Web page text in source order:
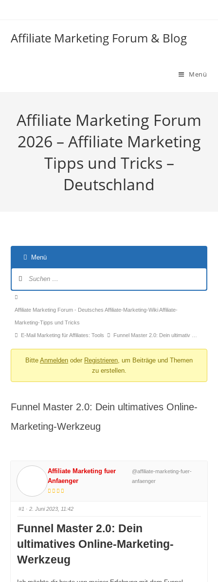
Affiliate Marketing Forum & Blog
Menü
Affiliate Marketing Forum
2026 – Affiliate Marketing
Tipps und Tricks –
Deutschland
Menü
Forum-
Breadcrumbs
-
Du
bist
hier:
Affiliate Marketing Forum - Deutsches Affiliate-Marketing-Wiki Affiliate-
Marketing-Tipps und Tricks
E-Mail Marketing für Affiliates: Tools Funnel Master 2.0: Dein ultimativ …
Bitte Anmelden oder Registrieren, um Beiträge und Themen
zu erstellen.
Funnel Master 2.0: Dein ultimatives Online-
Marketing-Werkzeug
Affiliate Marketing fuer
Anfaenger
@affiliate-marketing-fuer-
anfaenger
#1 · 2. Juni 2023, 11:42
Funnel Master 2.0: Dein
ultimatives Online-Marketing-
Werkzeug